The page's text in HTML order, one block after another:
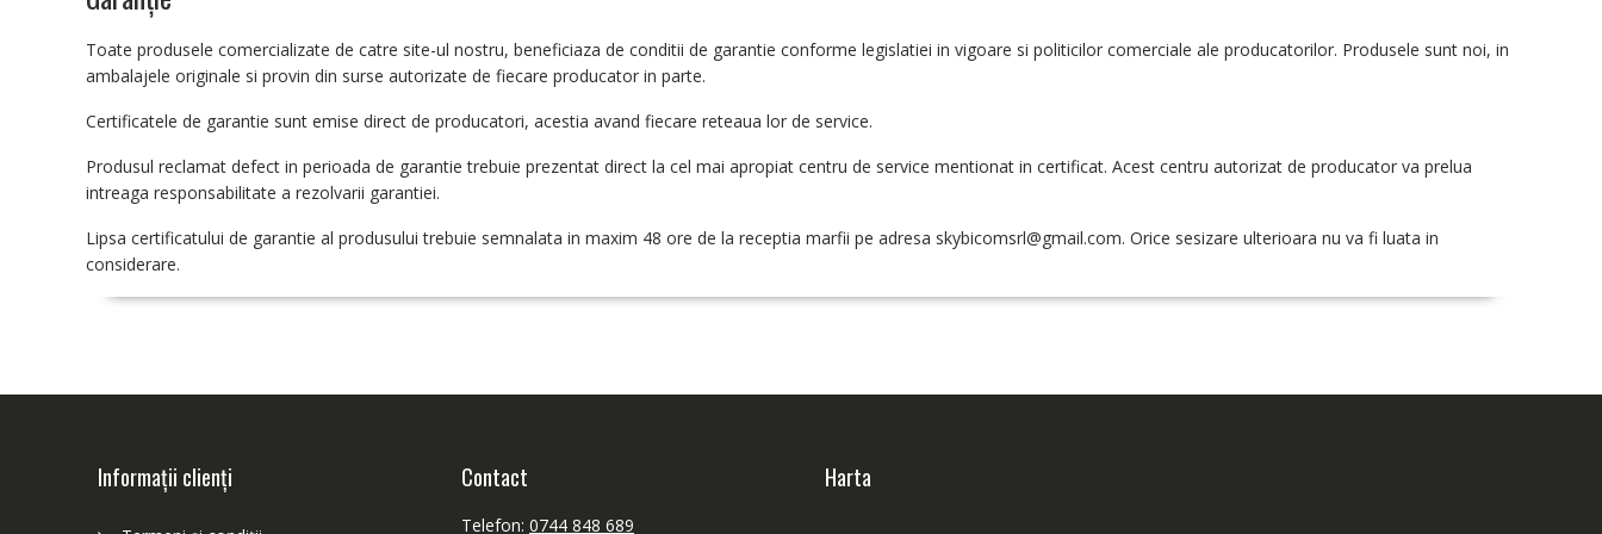
Toate produsele comercializate de catre site-ul nostru, beneficiaza de conditii de garantie conforme legislatiei in vigoare si politicilor comerciale ale producatorilor. Produsele sunt noi, in
ambalajele originale si provin din surse autorizate de fiecare producator in parte.
Certificatele de garantie sunt emise direct de producatori, acestia avand fiecare reteaua lor de service.
Produsul reclamat defect in perioada de garantie trebuie prezentat direct la cel mai apropiat centru de service mentionat in certificat. Acest centru autorizat de producator va prelua
intreaga responsabilitate a rezolvarii garantiei.
Lipsa certificatului de garantie al produsului trebuie semnalata in maxim 48 ore de la receptia marfii pe adresa skybicomsrl@gmail.com. Orice sesizare ulterioara nu va fi luata in
considerare.
Informații clienți Contact
Telefon: 0744 848 689
Harta